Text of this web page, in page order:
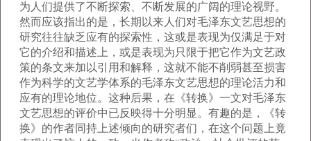
为人们提供了不断探索、不断发展的广阔的理论视野。
然而应该指出的是，长期以来人们对毛泽东文艺思想的
研究往往缺乏应有的探索性，这或是表现为仅满足于对
它的介绍和描述上，或是表现为只限于把它作为文艺政
策的条文来加以引用和解释，这就不能不削弱甚至损害
作为科学的文艺学体系的毛泽东文艺思想的理论活力和
应有的理论地位。这种后果，在《转换》一文对毛泽东
文艺思想的评价中已反映得十分明显。有趣的是，《转
换》的作者同持上述倾向的研究者们，在这个问题上竟